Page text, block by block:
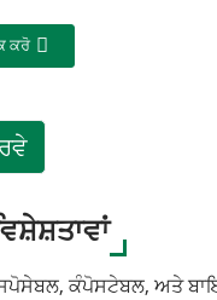
ਕਰੋ
ਕੰਪੋਸਟੇਬਲ, ਅਤੇ